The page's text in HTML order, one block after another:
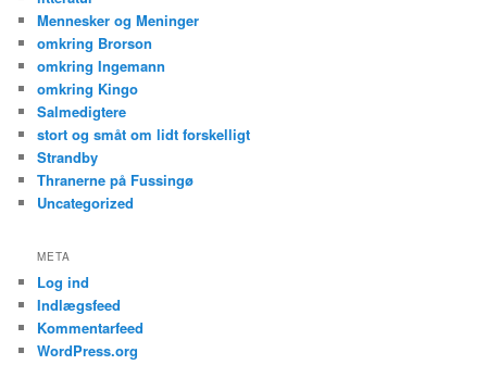
Mennesker og Meninger
omkring Brorson
omkring Ingemann
omkring Kingo
Salmedigtere
stort og småt om lidt forskelligt
Strandby
Thranerne på Fussingø
Uncategorized
META
Log ind
Indlægsfeed
Kommentarfeed
WordPress.org